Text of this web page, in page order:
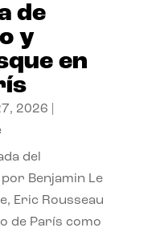
de
y
en
2026
del
Benjamin Le
Eric Rousseau
de París como